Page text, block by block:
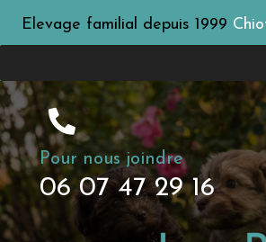
Elevage familial depuis 1999
Pour nous joindre
06 07 47 29 16